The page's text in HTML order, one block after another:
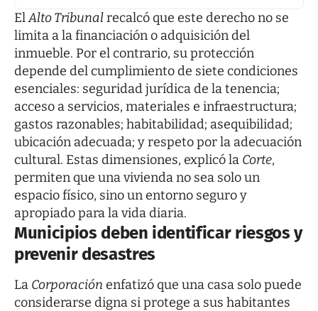
ElAlto Tribunalrecalcó que este derecho no se
limita a la financiación o adquisición del
inmueble. Por el contrario, su protección
depende del cumplimiento de siete condiciones
esenciales: seguridad jurídica de la tenencia;
acceso a servicios, materiales e infraestructura;
gastos razonables; habitabilidad; asequibilidad;
ubicación adecuada; y respeto por la adecuación
cultural. Estas dimensiones, explicó la Corte,
permiten que una vivienda no sea solo un
espacio físico, sino un entorno seguro y
apropiado para la vida diaria.
Municipios deben identificar riesgos y
prevenir desastres
La Corporación enfatizó que una casa solo puede
considerarse digna si protege a sus habitantes